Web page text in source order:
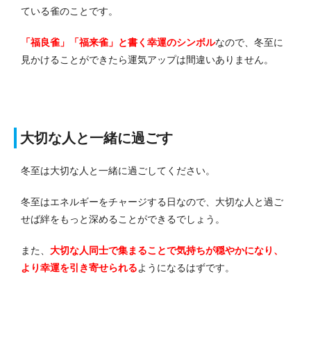
ている雀のことです。
「福良雀」「福来雀」と書く幸運のシンボルなので、冬至に
見かけることができたら運気アップは間違いありません。
大切な人と一緒に過ごす
冬至は大切な人と一緒に過ごしてください。
冬至はエネルギーをチャージする日なので、大切な人と過ご
せば絆をもっと深めることができるでしょう。
また、 大切な人同士で集まることで気持ちが穏やかになり、
より幸運を引き寄せられるようになるはずです。